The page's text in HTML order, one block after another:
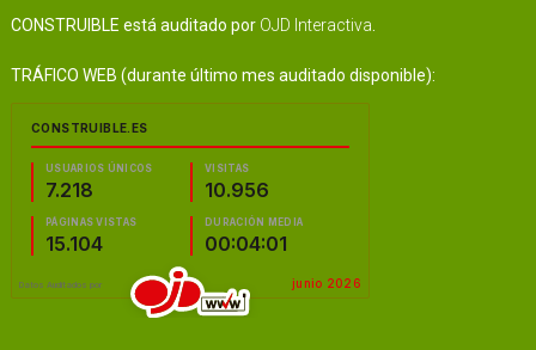
CONSTRUIBLE está auditado por OJD Interactiva
TRÁFICO WEB (durante último mes auditado disponible):